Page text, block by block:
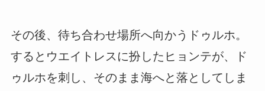
その後、待ち合わせ場所へ向かうドゥルホ。
するとウエイトレスに扮したヒョンテが、ド
ゥルホを刺し、そのまま海へと落としてしま